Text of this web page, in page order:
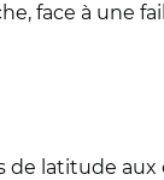
face à une
de latitude aux